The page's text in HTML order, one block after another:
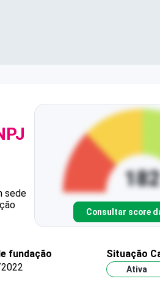
sede
Consultar score
fundação
Situação
Ativa